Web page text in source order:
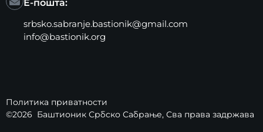
Е-пошта:
srbsko.sabranje.bastionik@gmail.com
info@bastionik.org
Политика приватности
©2026 Баштионик Србско Сабрање, Сва права задржава